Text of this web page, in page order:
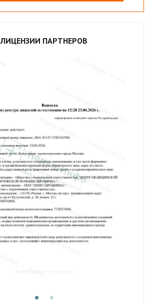
ЛИЦЕНЗИИ ПАРТНЕРОВ